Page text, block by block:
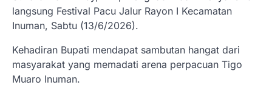
langsung Festival Pacu Jalur Rayon I Kecamatan
Inuman, Sabtu (13/6/2026).
Kehadiran Bupati mendapat sambutan hangat dari
masyarakat yang memadati arena perpacuan Tigo
Muaro Inuman.